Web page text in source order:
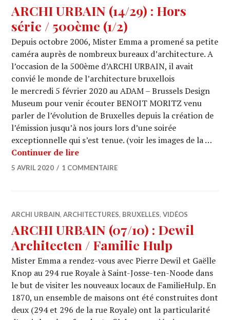
ARCHI URBAIN (14/29) : Hors
série / 500ème (1/2)
Depuis octobre 2006, Mister Emma a promené sa petite
caméra auprès de nombreux bureaux d’architecture. A
l’occasion de la 500ème d’ARCHI URBAIN, il avait
convié le monde de l’architecture bruxellois
le mercredi 5 février 2020 au ADAM – Brussels Design
Museum pour venir écouter BENOIT MORITZ venu
parler de l’évolution de Bruxelles depuis la création de
l’émission jusqu’à nos jours lors d’une soirée
exceptionnelle qui s’est tenue. (voir les images de la …
Continuer de lireARCHI URBAIN (14/29) : Hors série /
5 AVRIL 2020 1 COMMENTAIRE
ARCHI URBAIN,ARCHITECTURES, BRUXELLES,VIDÉOS
ARCHI URBAIN (07/10) : Dewil
Architecten / Familie Hulp
Mister Emma a rendez-vous avec Pierre Dewil et Gaëlle
Knop au 294 rue Royale à Saint-Josse-ten-Noode dans
le but de visiter les nouveaux locaux de FamilieHulp. En
1870, un ensemble de maisons ont été construites dont
deux (294 et 296 de la rue Royale) ont la particularité